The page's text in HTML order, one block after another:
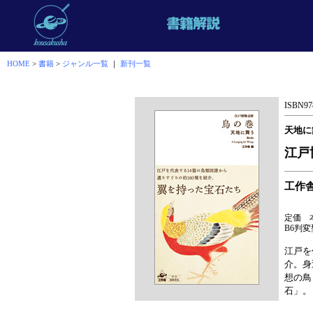
HOME > 書籍 > ジャンル一覧 ｜ 新刊一覧
天地
江
工作
定価
B6判
江戸
介。
想の
石」。